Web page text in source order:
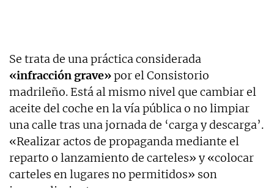
Se trata de una práctica considerada
«infracción grave»por el Consistorio
madrileño. Está al mismo nivel que cambiar el
aceite del coche en la vía pública o no limpiar
una calle tras una jornada de ‘carga y descarga’.
«Realizar actos de propaganda mediante el
reparto o lanzamiento de carteles» y «colocar
carteles en lugares no permitidos» son